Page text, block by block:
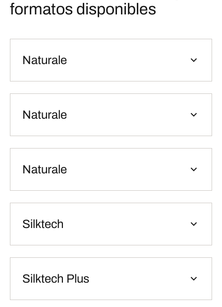
formatos disponibles
Naturale
Naturale
Naturale
Silktech
Silktech Plus